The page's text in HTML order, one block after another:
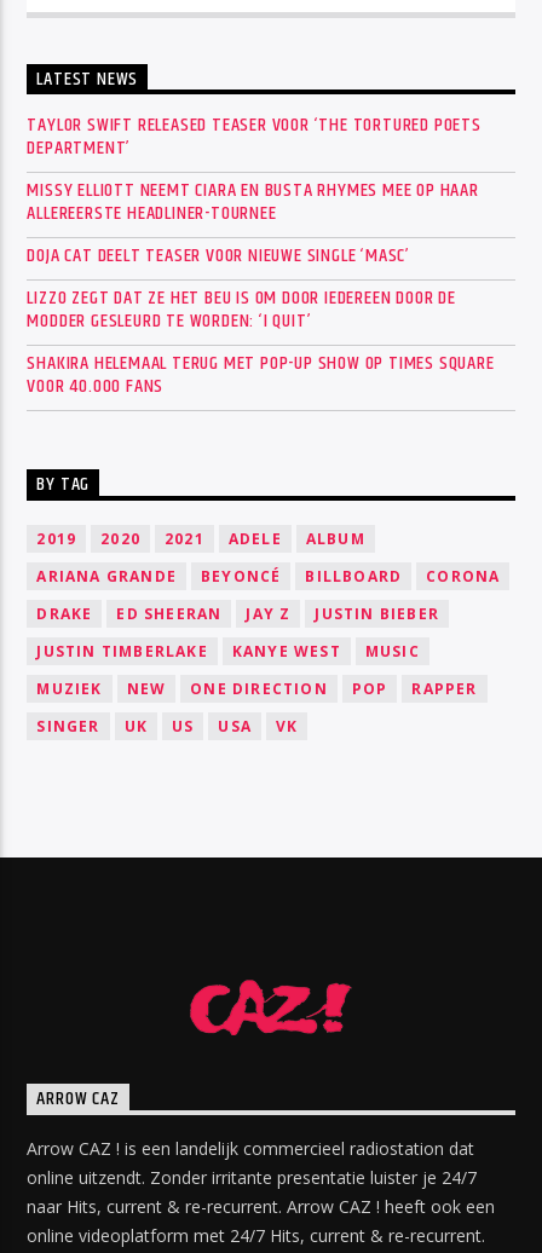
LATEST NEWS
TAYLOR SWIFT RELEASED TEASER VOOR ‘THE TORTURED POETS
DEPARTMENT’
MISSY ELLIOTT NEEMT CIARA EN BUSTA RHYMES MEE OP HAAR
ALLEREERSTE HEADLINER-TOURNEE
DOJA CAT DEELT TEASER VOOR NIEUWE SINGLE ‘MASC’
LIZZO ZEGT DAT ZE HET BEU IS OM DOOR IEDEREEN DOOR DE
MODDER GESLEURD TE WORDEN: ‘I QUIT’
SHAKIRA HELEMAAL TERUG MET POP-UP SHOW OP TIMES SQUARE
VOOR 40.000 FANS
BY TAG
2019 2020 2021 ADELE
ALBUM
ARIANA GRANDE
BEYONCÉ BILLBOARD
CORONA
DRAKE
ED SHEERAN JAY Z
JUSTIN BIEBER
JUSTIN TIMBERLAKE
KANYE WEST
MUSIC
MUZIEK
NEW ONE DIRECTION POP
RAPPER
SINGER
UK US USA VK
ARROW CAZ
Arrow CAZ ! is een landelijk commercieel radiostation dat
online uitzendt. Zonder irritante presentatie luister je 24/7
naar Hits, current & re-recurrent. Arrow CAZ ! heeft ook een
online videoplatform met 24/7 Hits, current & re-recurrent.